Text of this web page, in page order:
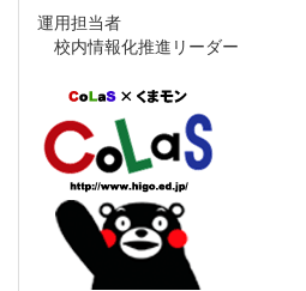
運用担当者
校内情報化推進リーダー